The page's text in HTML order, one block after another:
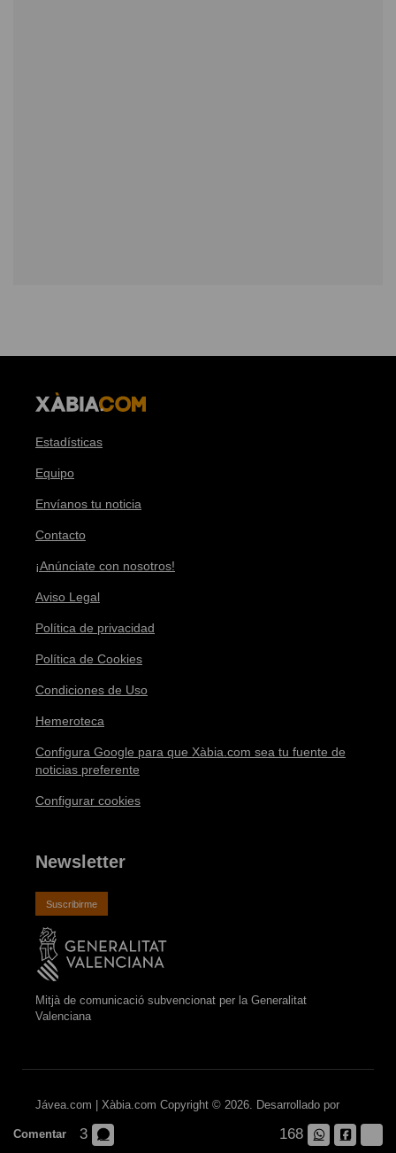
Estadísticas
Equipo
Envíanos tu noticia
Contacto
¡Anúnciate con nosotros!
Aviso Legal
Política de privacidad
Política de Cookies
Condiciones de Uso
Hemeroteca
Configura Google para que Xàbia.com sea tu fuente de
noticias preferente
Configurar cookies
Newsletter
Suscribirme
Mitjà de comunicació subvencionat per la Generalitat
Valenciana
Jávea.com | Xàbia.com Copyright © 2026. Desarrollado por
AVANTCEM
Comentar
3 168